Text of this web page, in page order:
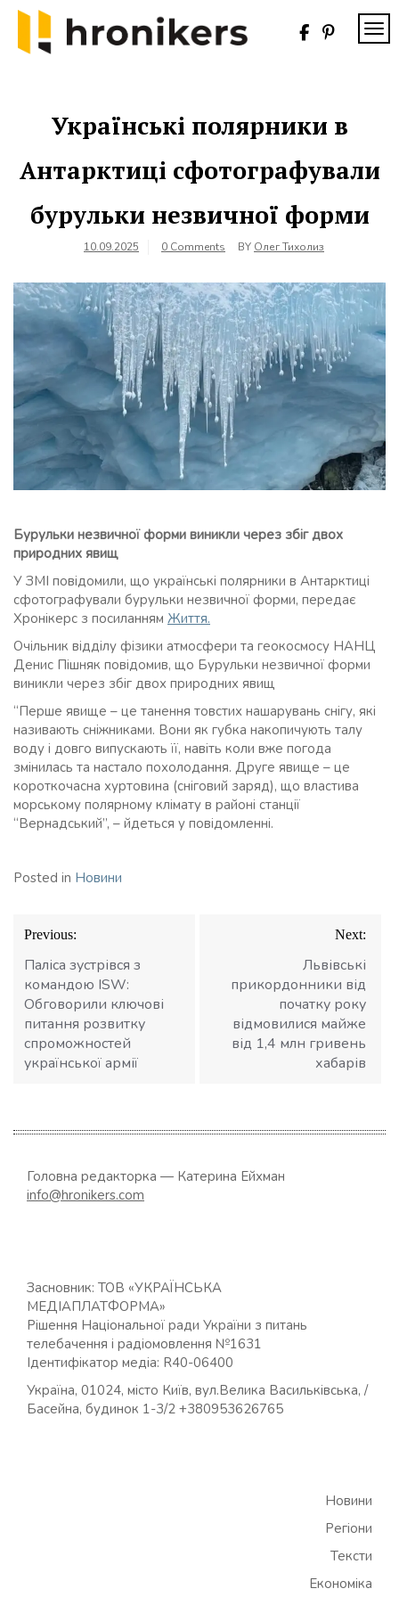
Skip
content
Українські полярники в
Антарктиці сфотографували
бурульки незвичної форми
10.09.2025 0 Comments BY Олег Тихолиз
Бурульки незвичної форми виникли через збіг двох
природних явищ
У ЗМІ повідомили, що українські полярники в Антарктиці
сфотографували бурульки незвичної форми, передає
Хронікерс з посиланням Життя.
Очільник відділу фізики атмосфери та геокосмосу НАНЦ
Денис Пішняк повідомив, що Бурульки незвичної форми
виникли через збіг двох природних явищ
“Перше явище – це танення товстих нашарувань снігу, які
називають сніжниками. Вони як губка накопичують талу
воду і довго випускають її, навіть коли вже погода
змінилась та настало похолодання. Друге явище – це
короткочасна хуртовина (сніговий заряд), що властива
морському полярному клімату в районі станції
“Вернадський”, – йдеться у повідомленні.
Posted in Новини
Навігація
записів
Previous:
Паліса зустрівся з
командою ISW:
Обговорили ключові
питання розвитку
спроможностей
української армії
Next:
Львівські
прикордонники від
початку року
відмовилися майже
від 1,4 млн гривень
хабарів
Головна редакторка — Катерина Ейхман
info@hronikers.com
Засновник: ТОВ «УКРАЇНСЬКА
МЕДІАПЛАТФОРМА»
Рішення Національної ради України з питань
телебачення і радіомовлення №1631
Ідентифікатор медіа: R40-06400
Україна, 01024, місто Київ, вул.Велика Васильківська, /
Басейна, будинок 1-3/2 +380953626765
Новини
Регіони
Тексти
Економіка